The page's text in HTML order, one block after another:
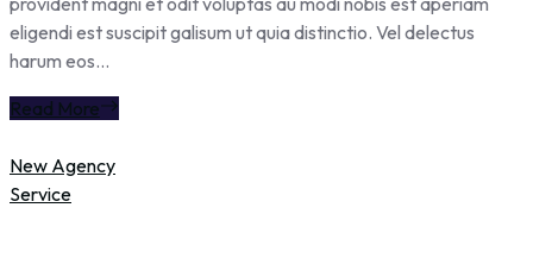
eligendi est suscipit galisum ut quia distinctio. Vel delectus
harum eos...
Read More
New Agency
Service